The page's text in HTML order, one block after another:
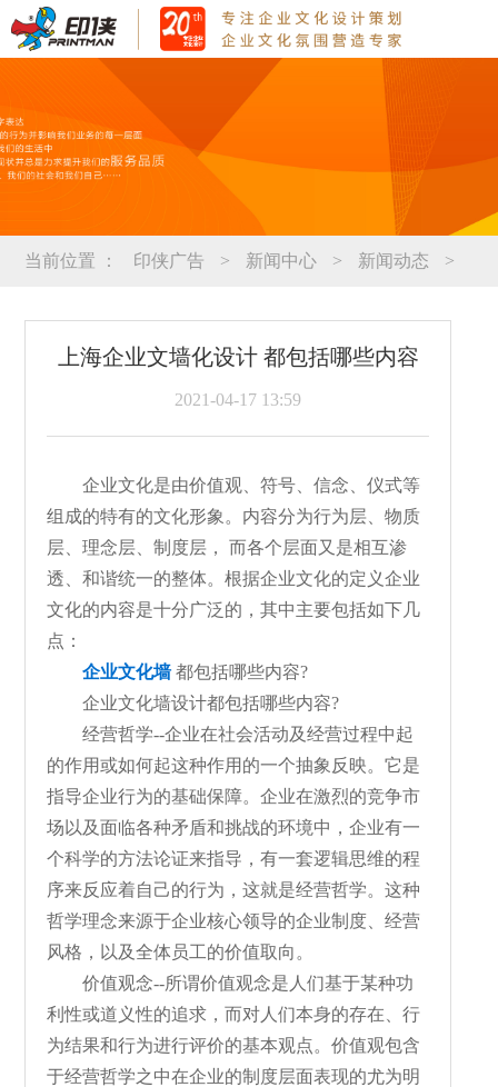
当前位置 ： 印侠广告 > 新闻中心 > 新闻动态 >
上海企业文墙化设计 都包括哪些内容
2021-04-17 13:59
企业文化是由价值观、符号、信念、仪式等
组成的特有的文化形象。内容分为行为层、物质
层、理念层、制度层， 而各个层面又是相互渗
透、和谐统一的整体。根据企业文化的定义企业
文化的内容是十分广泛的，其中主要包括如下几
点：
企业文化墙都包括哪些内容?
企业文化墙设计都包括哪些内容?
经营哲学--企业在社会活动及经营过程中起
的作用或如何起这种作用的一个抽象反映。它是
指导企业行为的基础保障。企业在激烈的竞争市
场以及面临各种矛盾和挑战的环境中，企业有一
个科学的方法论证来指导，有一套逻辑思维的程
序来反应着自己的行为，这就是经营哲学。这种
哲学理念来源于企业核心领导的企业制度、经营
风格，以及全体员工的价值取向。
价值观念--所谓价值观念是人们基于某种功
利性或道义性的追求，而对人们本身的存在、行
为结果和行为进行评价的基本观点。价值观包含
于经营哲学之中在企业的制度层面表现的尤为明